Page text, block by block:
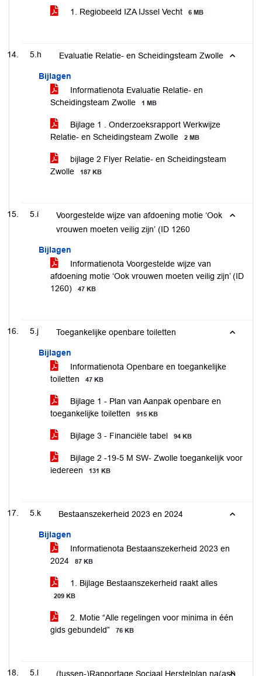
1. Regiobeeld IZA IJssel Vecht 6 MB
5.h Evaluatie Relatie- en Scheidingsteam Zwolle
Bijlagen
Informatienota Evaluatie Relatie- en
Scheidingsteam Zwolle
1 MB
Bijlage 1 . Onderzoeksrapport Werkwijze
Relatie- en Scheidingsteam Zwolle
2 MB
bijlage 2 Flyer Relatie- en Scheidingsteam
Zwolle
187 KB
5.i
Voorgestelde wijze van afdoening motie ‘Ook
vrouwen moeten veilig zijn’ (ID 1260
Bijlagen
Informatienota Voorgestelde wijze van
afdoening motie ‘Ook vrouwen moeten veilig zijn’ (ID
1260)
47 KB
5.j Toegankelijke openbare toiletten
Bijlagen
Informatienota Openbare en toegankelijke
toiletten
47 KB
Bijlage 1 - Plan van Aanpak openbare en
toegankelijke toiletten
915 KB
Bijlage 3 - Financiële tabel 94 KB
Bijlage 2 -19-5 M SW- Zwolle toegankelijk voor
iedereen
131 KB
5.k Bestaanszekerheid 2023 en 2024
Bijlagen
Informatienota Bestaanszekerheid 2023 en
2024
87 KB
1. Bijlage Bestaanszekerheid raakt alles
209 KB
2. Motie “Alle regelingen voor minima in één
gids gebundeld”
76 KB
5.l (tussen-)Rapportage Sociaal Herstelplan na(ast)